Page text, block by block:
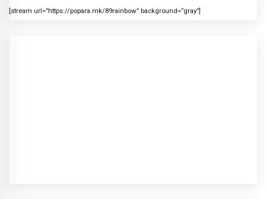
[stream url=”https://popara.mk/89rainbow” background=”gray”]